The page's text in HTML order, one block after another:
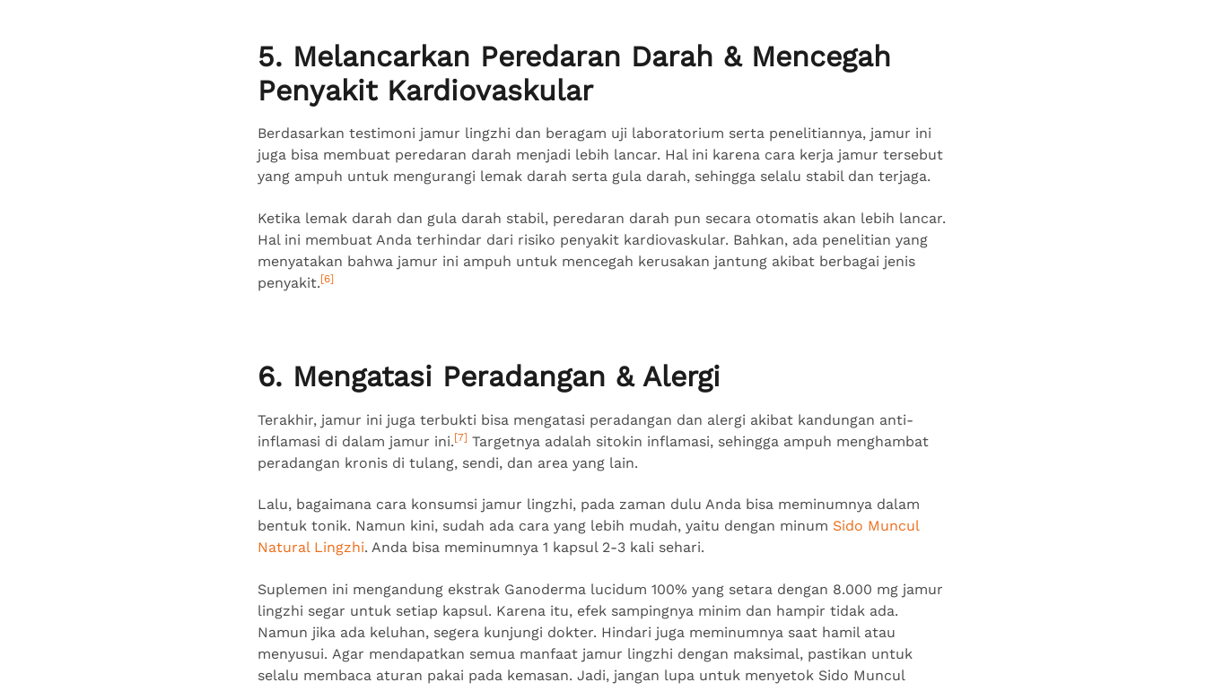
5. Melancarkan Peredaran Darah & Mencegah
Penyakit Kardiovaskular
Berdasarkan testimoni jamur lingzhi dan beragam uji laboratorium serta penelitiannya, jamur ini
juga bisa membuat peredaran darah menjadi lebih lancar. Hal ini karena cara kerja jamur tersebut
yang ampuh untuk mengurangi lemak darah serta gula darah, sehingga selalu stabil dan terjaga.
Ketika lemak darah dan gula darah stabil, peredaran darah pun secara otomatis akan lebih lancar.
Hal ini membuat Anda terhindar dari risiko penyakit kardiovaskular. Bahkan, ada penelitian yang
menyatakan bahwa jamur ini ampuh untuk mencegah kerusakan jantung akibat berbagai jenis
penyakit.[6]
6. Mengatasi Peradangan & Alergi
Terakhir, jamur ini juga terbukti bisa mengatasi peradangan dan alergi akibat kandungan anti-
inflamasi di dalam jamur ini.[7] Targetnya adalah sitokin inflamasi, sehingga ampuh menghambat
peradangan kronis di tulang, sendi, dan area yang lain.
Lalu, bagaimana cara konsumsi jamur lingzhi, pada zaman dulu Anda bisa meminumnya dalam
bentuk tonik. Namun kini, sudah ada cara yang lebih mudah, yaitu dengan minum Sido Muncul
Natural Lingzhi. Anda bisa meminumnya 1 kapsul 2-3 kali sehari.
Suplemen ini mengandung ekstrak Ganoderma lucidum 100% yang setara dengan 8.000 mg jamur
lingzhi segar untuk setiap kapsul. Karena itu, efek sampingnya minim dan hampir tidak ada.
Namun jika ada keluhan, segera kunjungi dokter. Hindari juga meminumnya saat hamil atau
menyusui. Agar mendapatkan semua manfaat jamur lingzhi dengan maksimal, pastikan untuk
selalu membaca aturan pakai pada kemasan. Jadi, jangan lupa untuk menyetok Sido Muncul